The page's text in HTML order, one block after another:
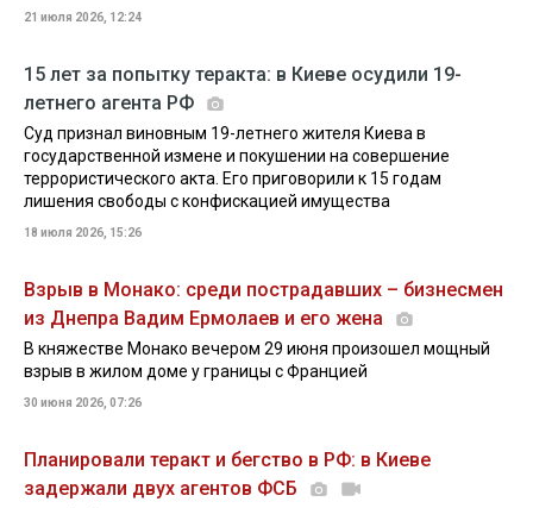
21 июля 2026, 12:24
15 лет за попытку теракта: в Киеве осудили 19-
летнего агента РФ
Суд признал виновным 19-летнего жителя Киева в
государственной измене и покушении на совершение
террористического акта. Его приговорили к 15 годам
лишения свободы с конфискацией имущества
18 июля 2026, 15:26
Взрыв в Монако: среди пострадавших – бизнесмен
из Днепра Вадим Ермолаев и его жена
В княжестве Монако вечером 29 июня произошел мощный
взрыв в жилом доме у границы с Францией
30 июня 2026, 07:26
Планировали теракт и бегство в РФ: в Киеве
задержали двух агентов ФСБ